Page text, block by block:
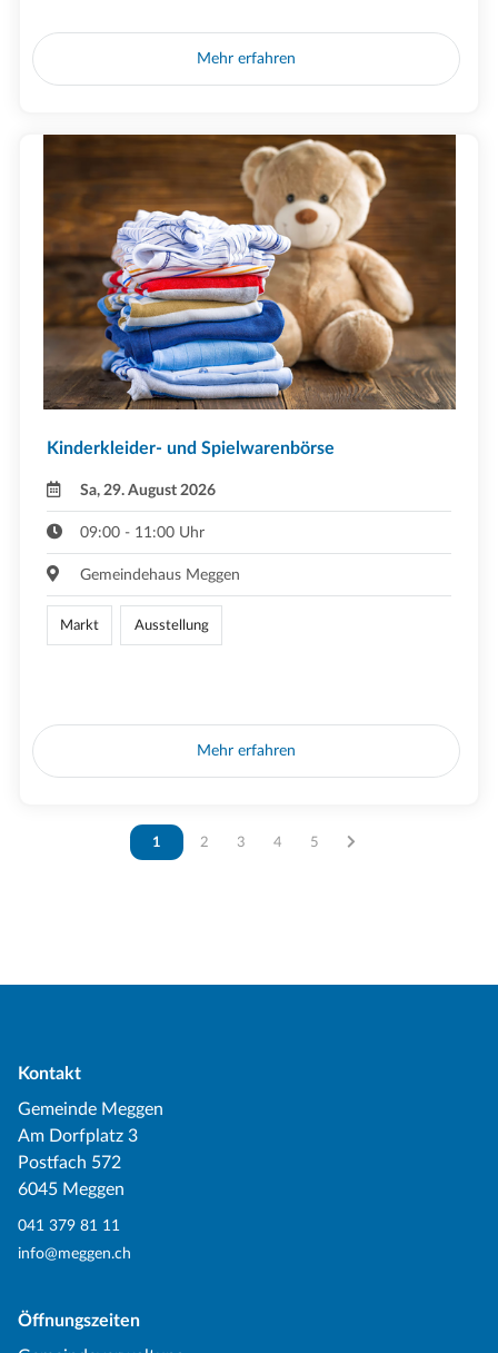
Mehr erfahren
Kinderkleider- und Spielwarenbörse
Sa, 29. August 2026
09:00 - 11:00 Uhr
Gemeindehaus Meggen
Markt Ausstellung
Mehr erfahren
Vous êtes sur la page
1 Vous êtes sur la page
2 Vous êtes sur la page
3 Vous êtes sur la page
4 Vous êtes sur la page
5
Kontakt
Gemeinde Meggen
Am Dorfplatz 3
Postfach 572
6045 Meggen
041 379 81 11
info@meggen.ch
Öffnungszeiten